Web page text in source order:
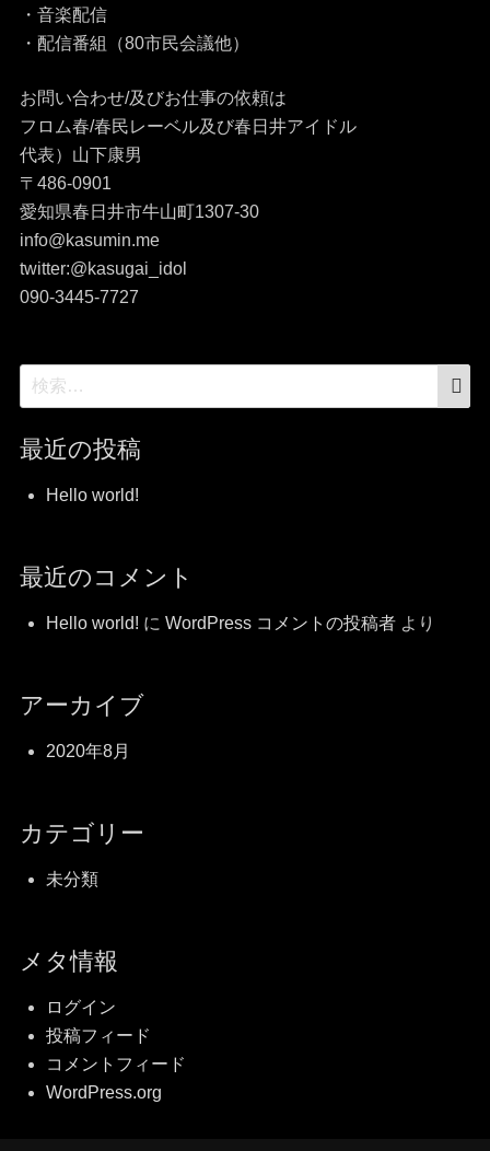
・音楽配信
・配信番組（80市民会議他）
お問い合わせ/及びお仕事の依頼は
フロム春/春民レーベル及び春日井アイドル
代表）山下康男
〒486-0901
愛知県春日井市牛山町1307-30
info@kasumin.me
twitter:@kasugai_idol
090-3445-7727
検
索:
最近の投稿
Hello world!
最近のコメント
Hello world! に WordPress コメントの投稿者より
アーカイブ
2020年8月
カテゴリー
未分類
メタ情報
ログイン
投稿フィード
コメントフィード
WordPress.org